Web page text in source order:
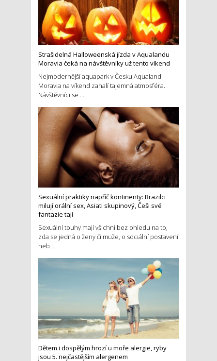
Strašidelná Halloweenská jízda v Aqualandu
Moravia čeká na návštěvníky už tento víkend
Nejmodernější aquapark v Česku Aqualand
Moravia na víkend zahalí tajemná atmosféra.
Návštěvníci se ...
Sexuální praktiky napříč kontinenty: Brazilci
milují orální sex, Asiati skupinový, Češi své
fantazie tají
Sexuální touhy mají všichni bez ohledu na to,
zda se jedná o ženy či muže, o sociální postavení
neb...
Dětem i dospělým hrozí u moře alergie, ryby
jsou 5. nejčastějším alergenem